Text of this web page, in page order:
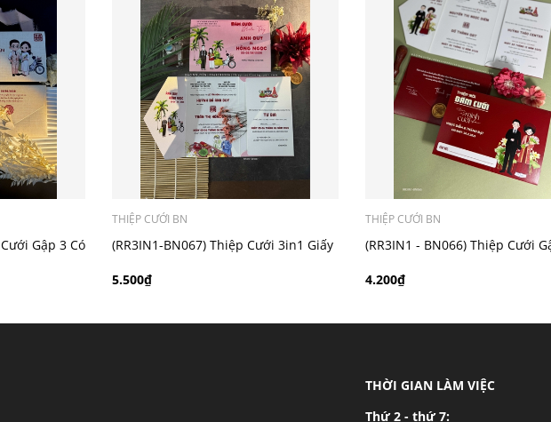
bao gồm bản đồ, quý khách có nhu cầu in bản đồ sẽ có mức phí 300 - 500
Gập 3 Có
THIỆP CƯỚI BN
(RR3IN1-BN067) Thiệp Cưới 3in1 Giấy
5.500₫
THIỆP CƯỚI BN
(RR3IN1 - BN066) Thiệp Cưới
4.200₫
THỜI GIAN LÀM VIỆC
Thứ 2 - thứ 7: